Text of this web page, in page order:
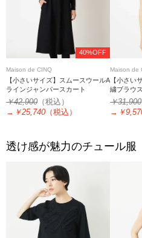
40%OFF
Maison de CINQ
【小さいサイズ】スムースウールA
ラインジャンパースカート
￥42,900 （税込）
→ ￥25,740 （税込）
Maison de
【小さい
繍ブラウス
￥31,900
→ ￥
透け感が魅力のチュール服